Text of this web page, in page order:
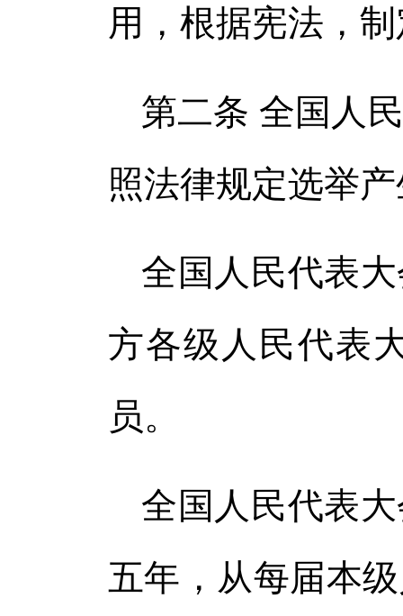
用，根据宪法，
第二条 全国人
照法律规定选举
全国人民代表
方各级人民代表
员。
全国人民代表
五年，从每届本